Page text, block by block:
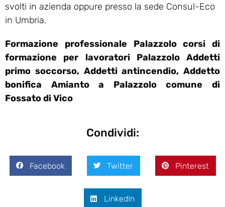
svolti in azienda oppure presso la sede Consul-Eco
in Umbria.
Formazione professionale Palazzolo corsi di
formazione per lavoratori Palazzolo Addetti
primo soccorso, Addetti antincendio, Addetto
bonifica Amianto a Palazzolo comune di
Fossato di Vico
Condividi:
Facebook Twitter Pinterest
LinkedIn